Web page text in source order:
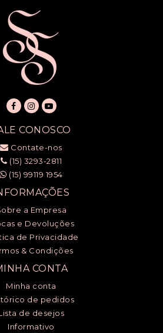
CONOSCO
Contate-nos
(15) 3293-2811
(15) 99119 1954
a Empresa
e Devoluções
de Privacidade
& Condições
CONTA
Minha conta
de pedidos
de desejos
Informativo